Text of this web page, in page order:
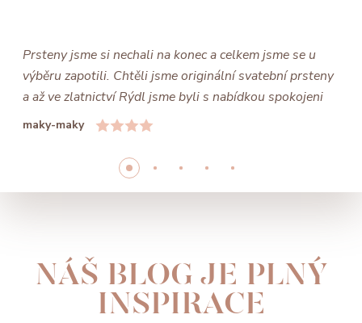
Prsteny jsme si nechali na konec a celkem jsme se u
výběru zapotili. Chtěli jsme originální svatební prsteny
a až ve zlatnictví Rýdl jsme byli s nabídkou spokojeni
maky-maky
NÁŠ BLOG JE PLNÝ
INSPIRACE